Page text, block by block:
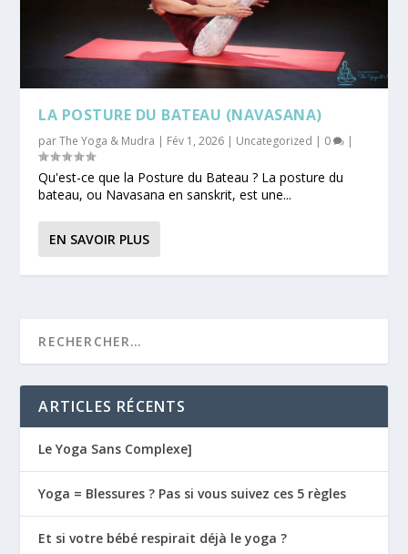
LA POSTURE DU BATEAU (NAVASANA)
parThe Yoga & Mudra | Fév 1, 2026 | Uncategorized | 0 |
Qu'est-ce que la Posture du Bateau ? La posture du
bateau, ou Navasana en sanskrit, est une...
EN SAVOIR PLUS
ARTICLES RÉCENTS
Le Yoga Sans Complexe]
Yoga = Blessures ? Pas si vous suivez ces 5 règles
Et si votre bébé respirait déjà le yoga ?